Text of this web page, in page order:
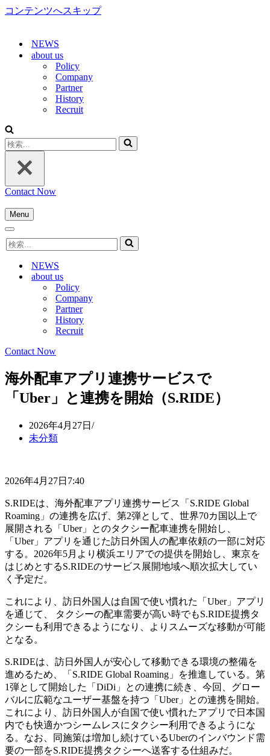
コンテンツへスキップ
NEWS
about us
Policy
Company
Partner
History
Recruit
検
索...
Contact Now
Menu
ナ
ゲ
シ
ョ
ナ
ビ
検
索...
NEWS
about us
Policy
Company
Partner
History
Recruit
Contact Now
海外配車アプリ連携サービスで
「Uber」と連携を開始（S.RIDE）
2026年4月27日
未分類
2026年4月27日7:40
S.RIDEは、海外配車アプリ連携サービス「S.RIDE Global
Roaming」の連携を広げ、第2弾として、世界70カ国以上で
展開される「Uber」とのタクシー配車連携を開始し、
「Uber」アプリを通じた訪日外国人の配車依頼の一部に対応
する。2026年5月より横浜エリアでの提供を開始し、東京を
はじめとするS.RIDEのサービス展開地域へ順次拡大してい
く予定だ。
これにより、訪日外国人は自国で使い慣れた「Uber」アプリ
を通じて、 タクシーの配車需要が高い時でもS.RIDE提携タ
クシーも利用できるようになり、よりスムーズな移動が可能
となる。
S.RIDEは、訪日外国人が安心して移動できる環境の整備を
進めるため、「S.RIDE Global Roaming」を推進している。第
1弾として開始した「DiDi」との連携に続き、今回、グロー
バルに広範なユーザー基盤を持つ「Uber」との連携を開始。
これにより、訪日外国人が自国で使い慣れたアプリで日本国
内でも快適かつシームレスにタクシー利用できるようにな
る。なお、同施策は増加し続けているUberのインバウンド需
要の一部をS.RIDE提携タクシーへ送客する仕組みだ。